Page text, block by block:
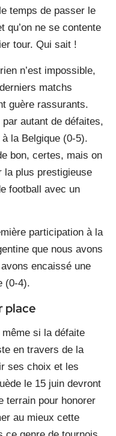
temps de passer le
qu’on ne se contente
tour. Qui sait !
n’est impossible,
matchs
guère rassurants.
autant de défaites,
la Belgique (0-5).
bon, certes, mais on
la plus prestigieuse
football avec un
participation à la
que nous avons
encaissé une
(0-4).
place
si la défaite
en travers de la
ses choix et les
le 15 juin devront
terrain pour honorer
au mieux cette